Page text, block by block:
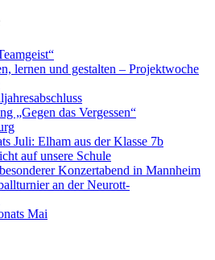
lernen und gestalten – Projektwoche
„Gegen das Vergessen“
Juli: Elham aus der Klasse 7b
auf unsere Schule
Konzertabend in Mannheim
an der Neurott-
Mai